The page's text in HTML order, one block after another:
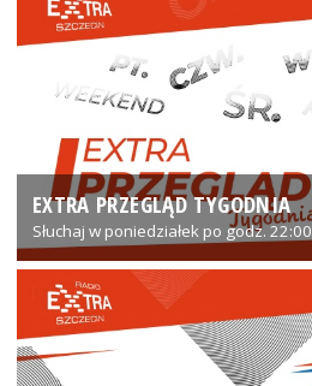
EXTRA PRZEGLĄD TYGODNIA
Słuchaj w poniedziałek po godz. 22:00